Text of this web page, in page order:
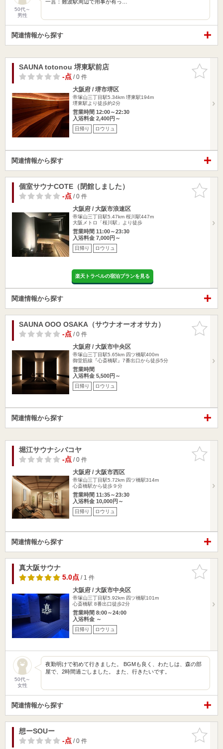
50代～
男性
一言：難波駅周辺で用事が有っ…
関連情報から探す
お気に入
りに追加
SAUNA totonou 堺東駅前店
-点/ 0 件
大阪府 / 堺市堺区
帝塚山三丁目駅5.34km 堺東駅194m
堺東駅より徒歩約2分
営業時間 12:00～22:30
入浴料金 2,400円～
日帰り ロウリュ
関連情報から探す
お気に入
りに追加
個室サウナCOTE（閉館しました）
-点/ 0 件
大阪府 / 大阪市浪速区
帝塚山三丁目駅5.47km 桜川駅447m
大阪メトロ「桜川駅」より徒歩
営業時間 11:00～23:30
入浴料金 7,000円～
日帰り ロウリュ
楽天トラベルの宿泊プランを見る
関連情報から探す
お気に入
りに追加
SAUNA OOO OSAKA（サウナオーオオサカ）
-点/ 0 件
大阪府 / 大阪市中央区
帝塚山三丁目駅5.65km 四ツ橋駅400m
御堂筋線『心斎橋駅』7番出口から徒歩5分
営業時間
入浴料金 5,500円～
日帰り ロウリュ
関連情報から探す
お気に入
りに追加
堀江サウナシバコヤ
-点/ 0 件
大阪府 / 大阪市西区
帝塚山三丁目駅5.72km 四ツ橋駅314m
心斎橋駅から徒歩９分
営業時間 11:35～23:30
入浴料金 10,000円～
日帰り ロウリュ
関連情報から探す
お気に入
りに追加
真大阪サウナ
5.0点/ 1 件
大阪府 / 大阪市中央区
帝塚山三丁目駅5.92km 四ツ橋駅101m
心斎橋駅 8番出口徒歩2分
営業時間 8:00～24:00
入浴料金 ～
日帰り ロウリュ
50代～
女性
夜勤明けで初めて行きました。 BGMも良く、わたしは、森の部
屋で、2時間過ごしました。 また、行きたいです。
関連情報から探す
お気に入
りに追加
想ーSOUー
-点/ 0 件